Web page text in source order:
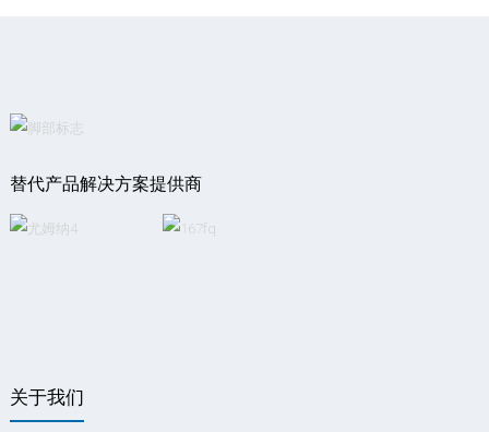
替代产品解决方案提供商
关于我们